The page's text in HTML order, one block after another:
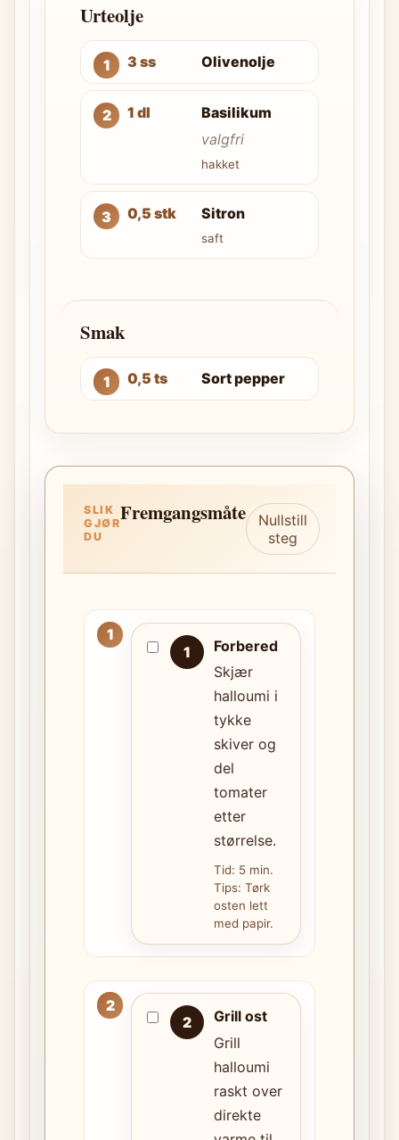
Urteolje
3 ss Olivenolje
1 dl
Basilikum
valgfri
hakket
0,5 stk Sitron
saft
Smak
0,5 ts Sort pepper
SLIK
GJØR
DU
Fremgangsmåte
Nullstill
steg
1
Forbered
Skjær
halloumi i
tykke
skiver og
del
tomater
etter
størrelse.
Tid: 5 min.
Tips: Tørk
osten lett
med papir.
2
Grill ost
Grill
halloumi
raskt over
direkte